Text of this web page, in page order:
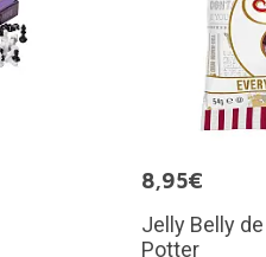
8,95€
Jelly Belly
Potter